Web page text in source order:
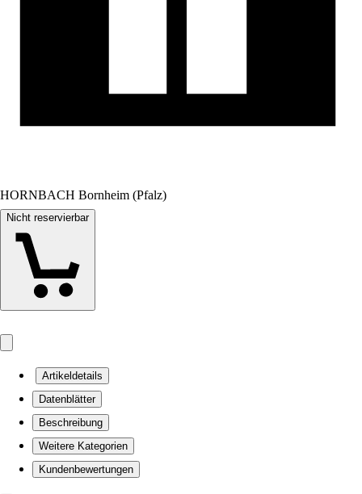
HORNBACH Bornheim (Pfalz)
Nicht reservierbar
Artikeldetails
Datenblätter
Beschreibung
Weitere Kategorien
Kundenbewertungen